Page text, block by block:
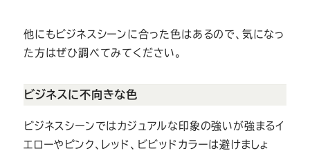
他にもビジネスシーンに合った色はあるので、気になっ
た方はぜひ調べてみてください。
ビジネスに不向きな色
ビジネスシーンではカジュアルな印象の強いが強まるイ
エローやピンク、レッド、ビビッドカラーは避けましょ